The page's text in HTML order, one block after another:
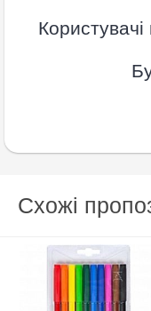
Схожі